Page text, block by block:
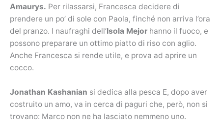
Amaurys. Per rilassarsi, Francesca decidere di
prendere un po’ di sole con Paola, finché non arriva l’ora
del pranzo. I naufraghi dell’Isola Mejor hanno il fuoco, e
possono preparare un ottimo piatto di riso con aglio.
Anche Francesca si rende utile, e prova ad aprire un
cocco.
Jonathan Kashanian si dedica alla pesca E, dopo aver
costruito un amo, va in cerca di paguri che, però, non si
trovano: Marco non ne ha lasciato nemmeno uno.